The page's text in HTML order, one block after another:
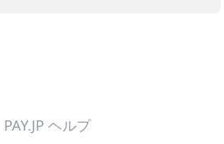
PAY.JP ヘルプ